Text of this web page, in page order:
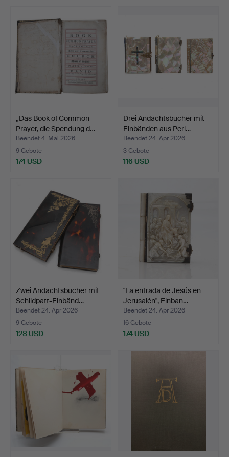
„Das Book of Common
Prayer, die Spendung d…
Beendet 4. Mai 2026
9 Gebote
174 USD
Drei Andachtsbücher mit
Einbänden aus Perl…
Beendet 24. Apr 2026
3 Gebote
116 USD
Zwei Andachtsbücher mit
Schildpatt-Einbänd…
Beendet 24. Apr 2026
9 Gebote
128 USD
"La entrada de Jesús en
Jerusalén", Einban…
Beendet 24. Apr 2026
16 Gebote
174 USD